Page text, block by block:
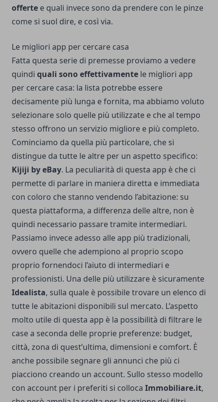
offerte e quali invece sono da prendere con le pinze
come si suol dire, e così via.
Le migliori app per cercare casa
Fatta questa serie di premesse proviamo a vedere
quindi quali sono effettivamente le migliori app
per cercare casa: la lista potrebbe essere
decisamente più lunga e fornita, ma abbiamo voluto
selezionare solo quelle più utilizzate e che al tempo
stesso offrono un servizio migliore e più completo.
Cominciamo da quella più particolare, che si
distingue da tutte le altre per un aspetto specifico:
Kijiji by eBay. La peculiarità di questa app è che ci
permette di parlare in maniera diretta e immediata
con coloro che stanno vendendo l’abitazione: su
questa piattaforma, a differenza delle altre, non è
quindi necessario passare tramite intermediari.
Passiamo invece adesso alle app più tradizionali,
ovvero quelle che adempiono al proprio scopo
proprio fornendoci l’aiuto di intermediari e
professionisti. Una delle più utilizzare è sicuramente
Idealista, sulla quale è possibile trovare un elenco di
tutte le abitazioni disponibili sul mercato. L’aspetto
molto utile di questa app è la possibilità di filtrare le
case a seconda delle proprie preferenze: budget,
città, zona di quest’ultima, dimensioni e comfort. È
anche possibile segnare gli annunci che più ci
piacciono creando un account. Sullo stesso modello
con account per i preferiti si colloca Immobiliare.it,